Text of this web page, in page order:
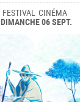
FESTIVAL CINÉMA
DIMANCHE 06 SEPT.